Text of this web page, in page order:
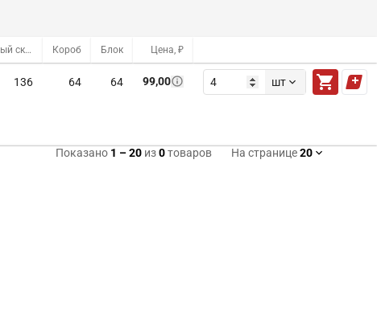
Оптовый склад Короб Блок Цена, ₽
136 64 64 99,00 шт
Показано 1 –20 из0товаров На странице20